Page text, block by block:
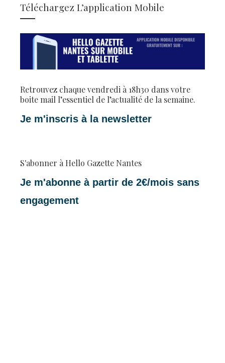
Téléchargez L’application Mobile
Retrouvez chaque vendredi à 18h30 dans votre
boite mail l’essentiel de l’actualité de la semaine.
Je m'inscris à la newsletter
S'abonner à Hello Gazette Nantes
Je m'abonne à partir de 2€/mois sans
engagement